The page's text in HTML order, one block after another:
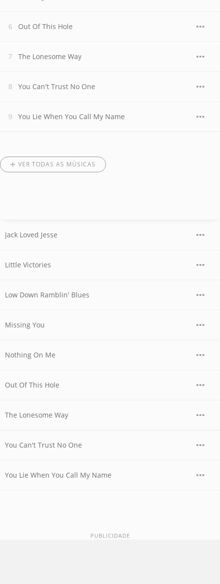
Out Of This Hole
The Lonesome Way
You Can't Trust No One
You Lie When You Call My Name
VER TODAS AS MÚSICAS
Jack Loved Jesse
Little Victories
Low Down Ramblin' Blues
Missing You
Nothing On Me
Out Of This Hole
The Lonesome Way
You Can't Trust No One
You Lie When You Call My Name